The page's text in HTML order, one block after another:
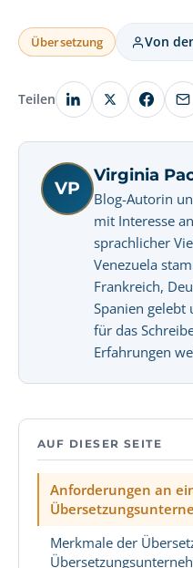
Übersetzung Von
Teilen
VP
Virginia
Blog-Autorin
mit Interesse
sprachlicher
Venezuela
Frankreich,
Spanien gelebt
für das
Erfahrungen
AUF DIESER SEITE
Anforderungen an
Merkmale der